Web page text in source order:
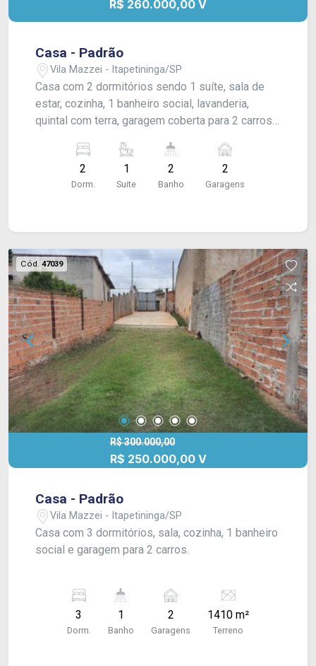
R$ 260.000,00 V
Casa - Padrão
Vila Mazzei - Itapetininga/SP
Casa com 2 dormitórios sendo 1 suíte, sala de
estar, cozinha, 1 banheiro social, lavanderia,
quintal com terra, garagem coberta para 2 carros.
suíte externa), azulejos nos banheiros.
2
Dorm.
1
Suite
2
Banho
2
Garagens
Cód. 47039
R$ 300.000,00
R$ 250.000,00 V
Casa - Padrão
Vila Mazzei - Itapetininga/SP
Casa com 3 dormitórios, sala, cozinha, 1 banheiro
social e garagem para 2 carros.
3
Dorm.
1
Banho
2
Garagens
1410 m²
Terreno